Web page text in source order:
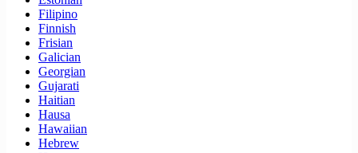
Filipino
Finnish
Frisian
Galician
Georgian
Gujarati
Haitian
Hausa
Hawaiian
Hebrew